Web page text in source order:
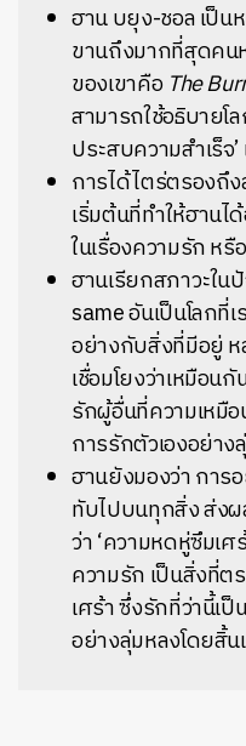
ฮาน บยุง-ชอล เป็น
ขานถึงมากที่สุดคน
ของเขาคือ The
สามารถใช้อธิบายโ
ประสบความสำเร็จ
การได้ไตร่ตรองถึ
เริ่มต้นที่ทำให้ฮาน
ในเรื่องความรัก หรื
ฮานเรียกสภาวะใ
same อันเป็นโลกที่
อย่างกับสิ่งที่มีอยู่ ห
เชื่อมโยงว่าเหมือน
รักผู้อื่นที่ความเหมือ
การรักตัวเองอย่าง
ฮานยังมองว่า การ
ทับไปบนทุกสิ่ง ส่งผ
ว่า ‘ความหดหู่ซึมเศ
ความรัก เป็นสิ่งที่
เศร้า ซึ่งรักที่ว่านี้เ
อย่างลุ่มหลงโดยสิ้น